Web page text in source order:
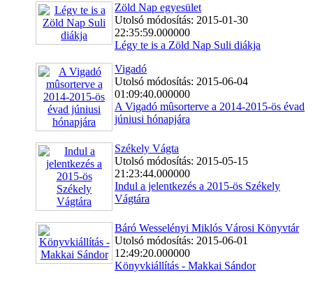
Zöld Nap egyesület
Utolsó módosítás: 2015-01-30
22:35:59.000000
Légy te is a Zöld Nap Suli diákja
Vigadó
Utolsó módosítás: 2015-06-04
01:09:40.000000
A Vigadó mûsorterve a 2014-2015-ös évad
júniusi hónapjára
Székely Vágta
Utolsó módosítás: 2015-05-15
21:23:44.000000
Indul a jelentkezés a 2015-ös Székely
Vágtára
Báró Wesselényi Miklós Városi Könyvtár
Utolsó módosítás: 2015-06-01
12:49:20.000000
Könyvkiállítás - Makkai Sándor